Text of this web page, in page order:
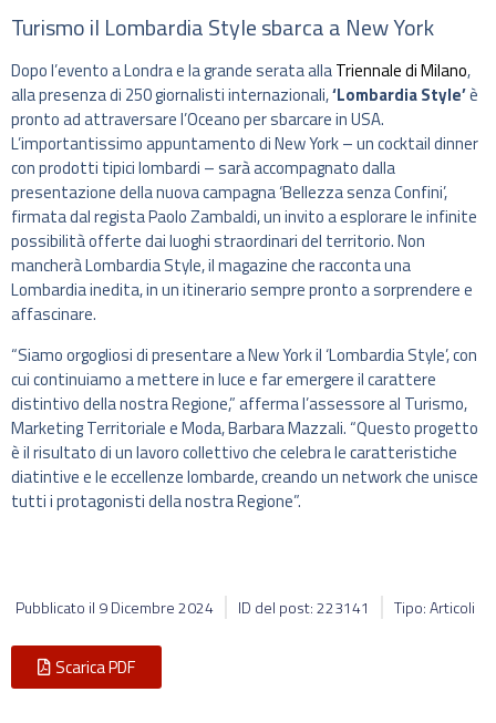
Turismo il Lombardia Style sbarca a New York
Dopo l’evento a Londra e la grande serata allaTriennale di Milano,
alla presenza di 250 giornalisti internazionali,‘Lombardia Style’è
pronto ad attraversare l’Oceano per sbarcare in USA.
L’importantissimo appuntamento di New York – un cocktail dinner
con prodotti tipici lombardi – sarà accompagnato dalla
presentazione della nuova campagna ‘Bellezza senza Confini’,
firmata dal regista Paolo Zambaldi, un invito a esplorare le infinite
possibilità offerte dai luoghi straordinari del territorio. Non
mancherà Lombardia Style, il magazine che racconta una
Lombardia inedita, in un itinerario sempre pronto a sorprendere e
affascinare.
“Siamo orgogliosi di presentare a New York il ‘Lombardia Style’, con
cui continuiamo a mettere in luce e far emergere il carattere
distintivo della nostra Regione,” afferma l’assessore al Turismo,
Marketing Territoriale e Moda, Barbara Mazzali. “Questo progetto
è il risultato di un lavoro collettivo che celebra le caratteristiche
diatintive e le eccellenze lombarde, creando un network che unisce
tutti i protagonisti della nostra Regione”.
Pubblicato il 9 Dicembre 2024 ID del post: 223141 Tipo: Articoli
Scarica PDF